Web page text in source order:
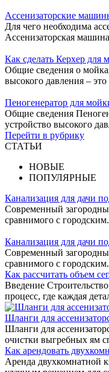
Ассенизаторские
Для чего необходима
Ассенизаторская
Как сделать Керхер для
Общие сведения о
высокого давления –
Пеногенератор для
Общие сведения
устройство высокого
Перейти в рубрику
СТАТЬИ
НОВЫЕ
ПОПУЛЯРНЫЕ
Канализация для дачи
Современный
сравнимого с
Канализация для дачи
Современный
сравнимого с
Как рассчитать объем
Введение
процесс, где каждая
Шланги для
Шланги для
очистки выгребных ям
Как арендовать
Аренда двухкомнатной